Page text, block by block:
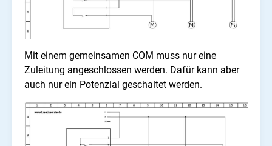
Mit einem gemeinsamen COM muss nur eine
Zuleitung angeschlossen werden. Dafür kann aber
auch nur ein Potenzial geschaltet werden.